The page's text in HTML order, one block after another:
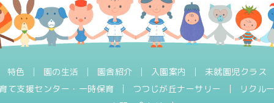
特色 園の生活 園舎紹介 入園案内
未就園児クラス
て支援センター・一時保育
つつじが丘ナーサリー
リクル